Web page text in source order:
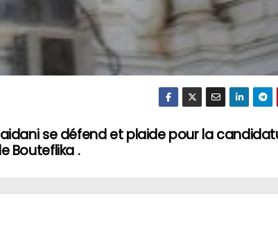
se défend et plaide pour la
Bouteflika .